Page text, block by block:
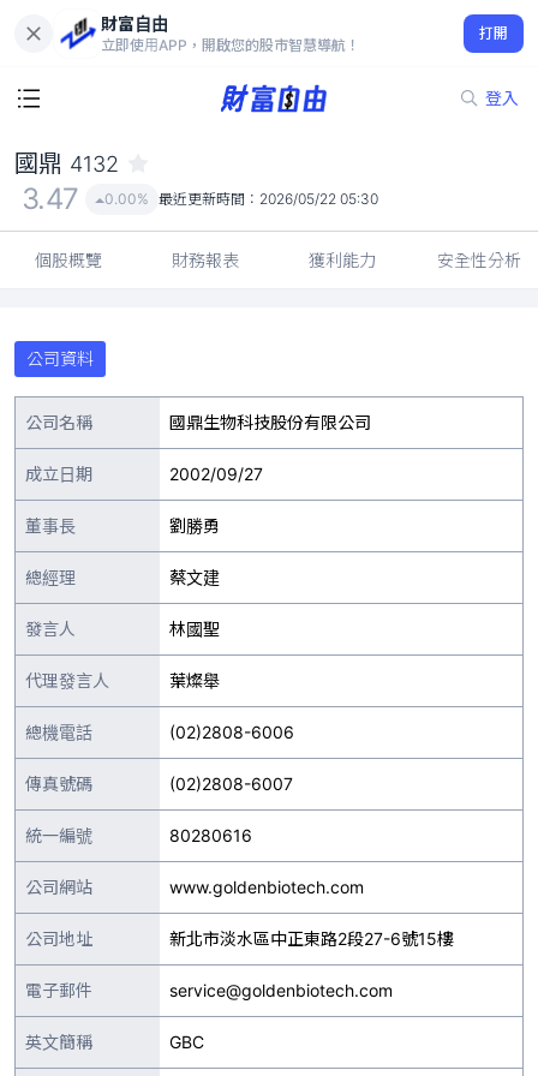
財富自由
立即使用APP，開啟您的股市智慧導航！
打開
登入
3.47
0.00%
國鼎 4132
3.47 0.00% 最近更新時間： 2026/05/22 05:30
個股概覽 財務報表 獲利能力 安全性分析
公司資料
公司名稱 國鼎生物科技股份有限公司
成立日期 2002/09/27
董事長 劉勝勇
總經理 蔡文建
發言人 林國聖
代理發言人 葉燦舉
總機電話 (02)2808-6006
傳真號碼 (02)2808-6007
統一編號 80280616
公司網站 www.goldenbiotech.com
公司地址 新北市淡水區中正東路2段27-6號15樓
電子郵件 service@goldenbiotech.com
英文簡稱 GBC